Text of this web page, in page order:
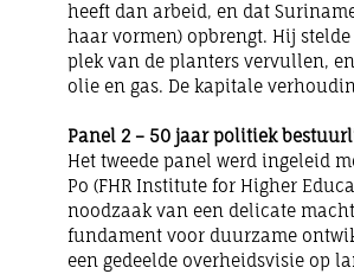
heeft dan arbeid, en dat
haar vormen) opbrengt. Hij
plek van de planters vervullen,
olie en gas. De kapitale
Panel 2 – 50 jaar politiek
Het tweede panel werd ingeleid
Po (FHR Institute for Higher
noodzaak van een delicate
fundament voor duurzame
een gedeelde overheidsvisie op